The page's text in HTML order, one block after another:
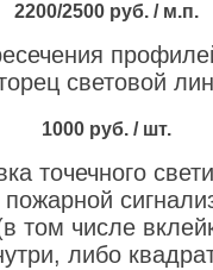
2200/2500 руб. / м.п.
световой
1000 руб. / шт.
точечного
том числе
либо